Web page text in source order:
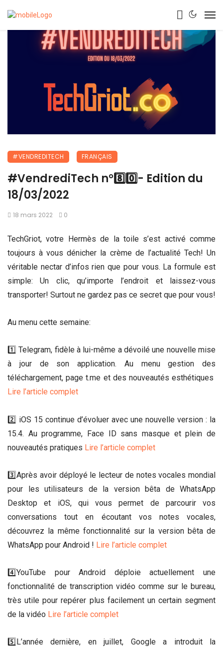
#VENDREDITECH FRANÇAIS
#VendrediTech n°8️⃣0️⃣- Edition du
18/03/2022
18 mars 2022 0
TechGriot, votre Hermès de la toile s’est activé comme
toujours à vous dénicher la crème de l’actualité Tech! Un
véritable nectar d’infos rien que pour vous. La formule est
simple: Un clic, qu’importe l’endroit et laissez-vous
transporter! Surtout ne gardez pas ce secret que pour vous!
Au menu cette semaine:
1️⃣ Telegram, fidèle à lui-même a dévoilé une nouvelle mise
à jour de son application. Au menu gestion des
téléchargement, page t.me et des nouveautés esthétiques
Lire l’article complet
2️⃣ iOS 15 continue d’évoluer avec une nouvelle version : la
15.4. Au programme, Face ID sans masque et plein de
nouveautés pratiques Lire l’article complet
3️⃣Après avoir déployé le lecteur de notes vocales mondial
pour les utilisateurs de la version bêta de WhatsApp
Desktop et iOS, qui vous permet de parcourir vos
conversations tout en écoutant vos notes vocales,
découvrez la même fonctionnalité sur la version bêta de
WhatsApp pour Android ! Lire l’article complet
4️⃣YouTube pour Android déploie actuellement une
fonctionnalité de transcription vidéo comme sur le bureau,
très utile pour repérer plus facilement un certain segment
de la vidéo Lire l’article complet
5️⃣L’année dernière, en juillet, Google a introduit la